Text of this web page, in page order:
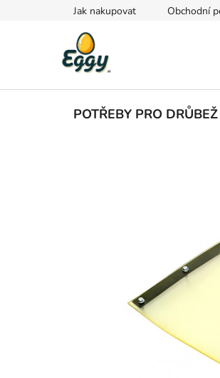
Jak nakupovat Obchodní
POTŘEBY PRO DRŮBEŽ